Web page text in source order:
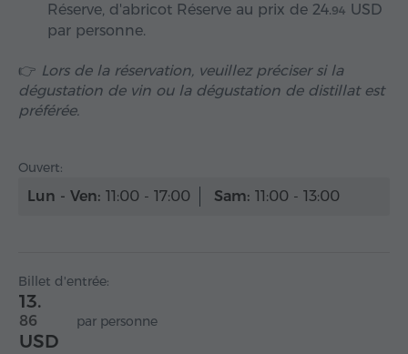
Réserve, d'abricot Réserve au prix de 24.94 USD
par personne.
👉 Lors de la réservation, veuillez préciser si la
dégustation de vin ou la dégustation de distillat est
préférée.
Ouvert:
Lun - Ven: 11:00 - 17:00 Sam: 11:00 - 13:00
Billet d'entrée:
13.
86
USD
par personne